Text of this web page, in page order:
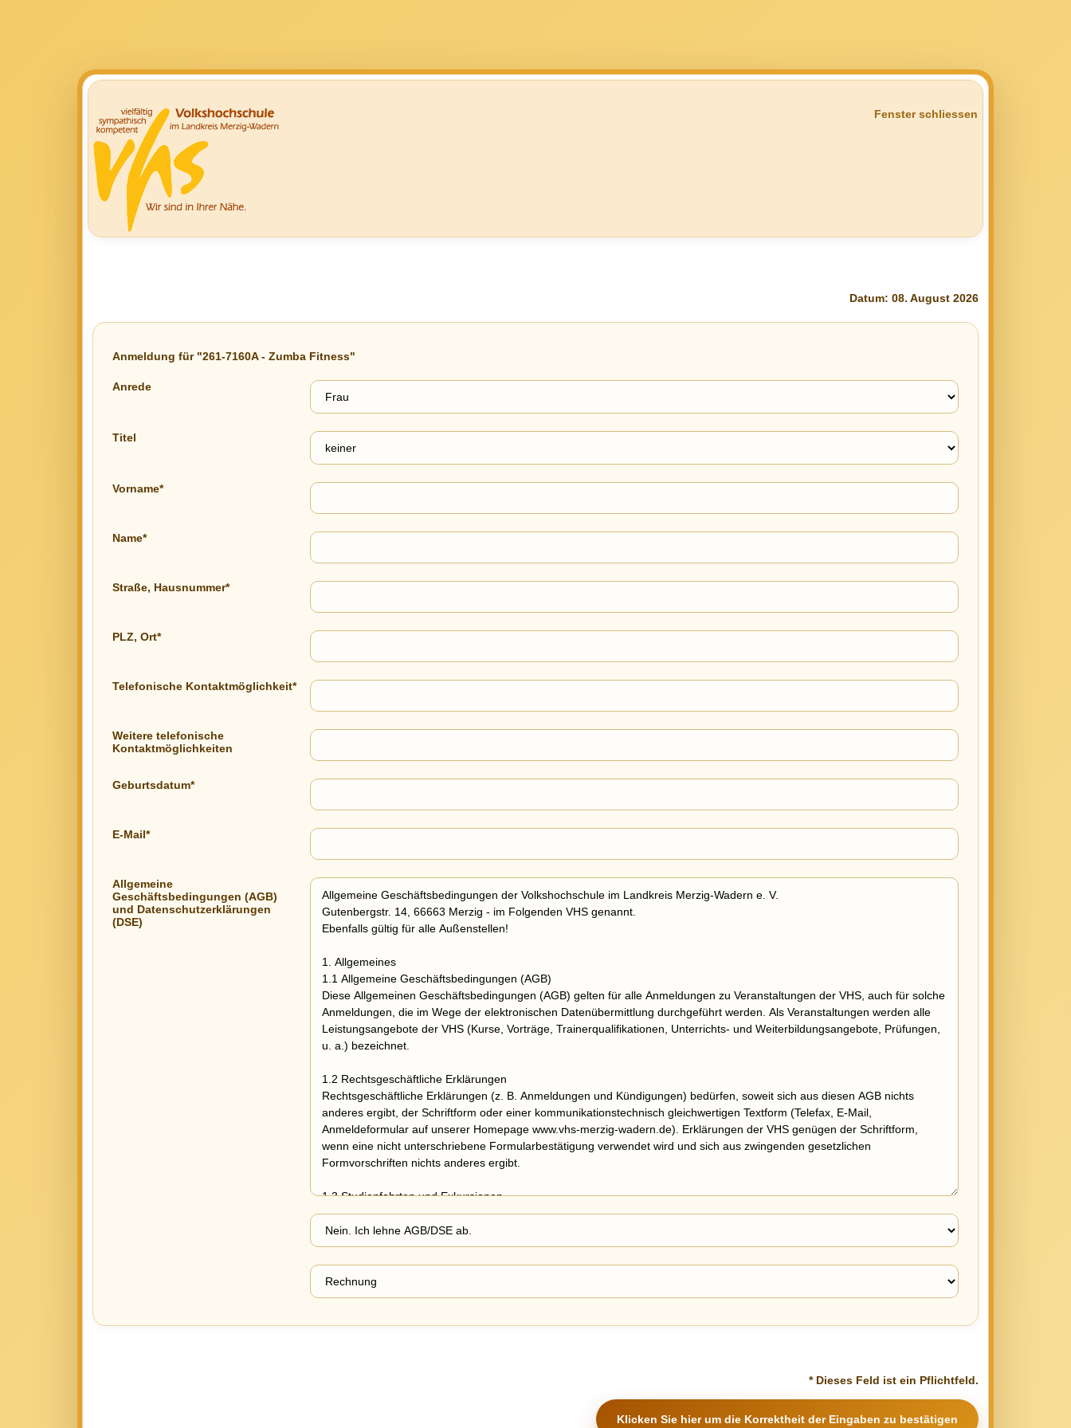
Fenster schliessen
Datum: 08. August 2026
Anmeldung für "261-7160A - Zumba Fitness"
Anrede
Titel
Vorname*
Name*
Straße, Hausnummer*
PLZ, Ort*
Telefonische Kontaktmöglichkeit*
Weitere telefonische
Kontaktmöglichkeiten
Geburtsdatum*
E-Mail*
Allgemeine
Geschäftsbedingungen (AGB)
und Datenschutzerklärungen
(DSE)
* Dieses Feld ist ein Pflichtfeld.